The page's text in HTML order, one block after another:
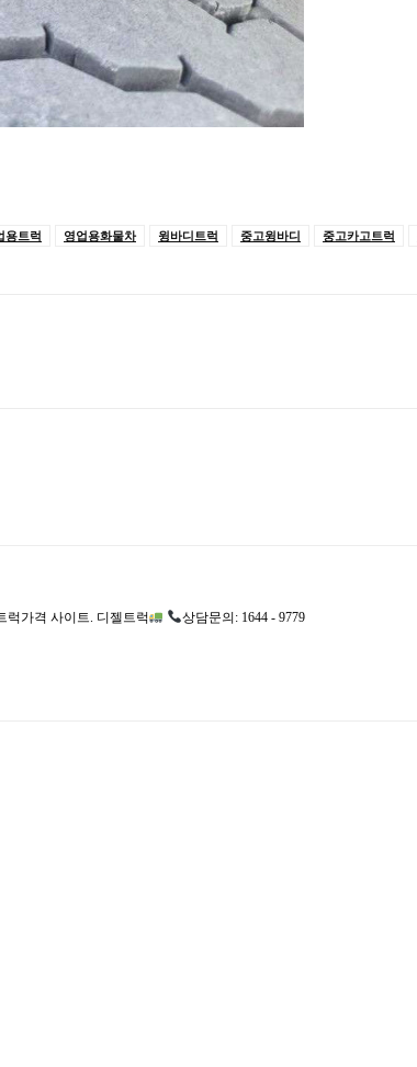
용트럭 영업용화물차 윙바디트럭 중고윙바디 중고카고트럭
럭가격 사이트. 디젤트럭 상담문의: 1644 - 9779